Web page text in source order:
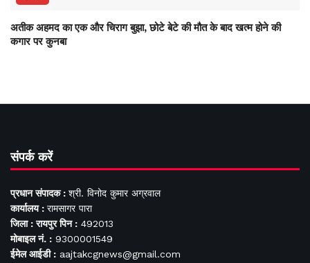
अतीक अहमद का एक और चिराग बुझा, छोटे बेटे की मौत के बाद खत्म होने की
कगार पर कुनबा
संपर्क करें
प्रधान संपादक : श्री. विनोद कुमार अग्रवाल
कार्यालय : रामसागर पारा
जिला : रायपुर पिन : 492013
मोबाइल नं. : 9300001549
ईमेल आईडी : aajtakcgnews@gmail.com